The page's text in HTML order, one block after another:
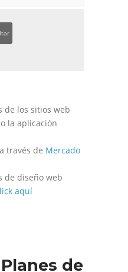
de los sitios web
la aplicación
través de Mercado
de diseño web
aquí
Planes de